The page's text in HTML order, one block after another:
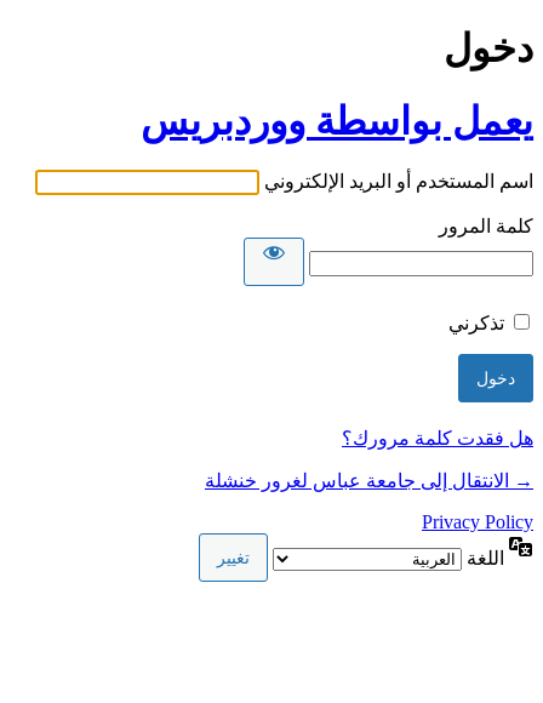
دخول
يعمل بواسطة ووردبريس
اسم المستخدم أو البريد الإلكتروني
كلمة المرور
تذكرني
هل فقدت كلمة مرورك؟
→ الانتقال إلى جامعة عباس لغرور خنشلة
Privacy Policy
اللغة